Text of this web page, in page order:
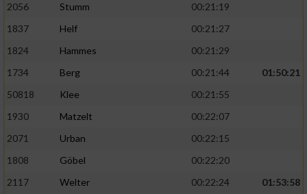
2056
Stumm
00:21:19
1837
Helf
00:21:27
1824
Hammes
00:21:29
1734
Berg 00:21:44
01:50:21
50818
Klee
00:21:55
1930
Matzelt
00:22:07
2071
Urban
00:22:15
1808
Göbel
00:22:20
2117
Welter 00:22:24
01:53:58